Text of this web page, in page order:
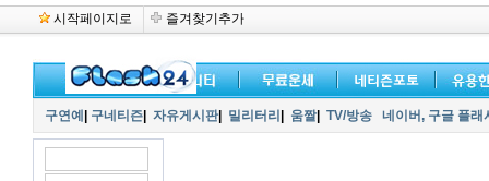
시작페이지로 즐겨찾기추가
구연예 구네티즌 자유게시판| 밀리터리 움짤| TV/방송 네이버, 구글 플